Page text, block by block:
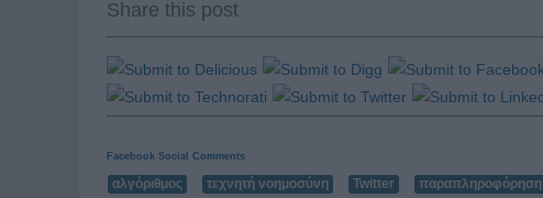
Share this post
Facebook Social Comments
αλγόριθμος τεχνητή νοημοσύνη Twitter παραπληροφόρηση